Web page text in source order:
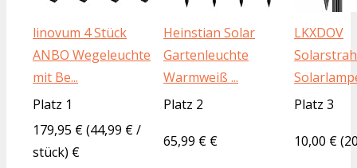
linovum 4 Stück
ANBO Wegeleuchte
mit Be...
Heinstian Solar
Gartenleuchte
Warmweiß ...
LKXDOV
Platz 1
Platz 2
Platz 3
179,95 € (44,99 € /
stück) €
65,99 € € 10,00 €